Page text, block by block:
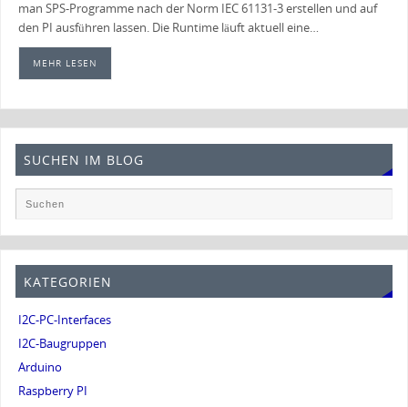
man SPS-Programme nach der Norm IEC 61131-3 erstellen und auf
den PI ausführen lassen. Die Runtime läuft aktuell eine…
MEHR LESEN
SUCHEN IM BLOG
KATEGORIEN
I2C-PC-Interfaces
I2C-Baugruppen
Arduino
Raspberry PI